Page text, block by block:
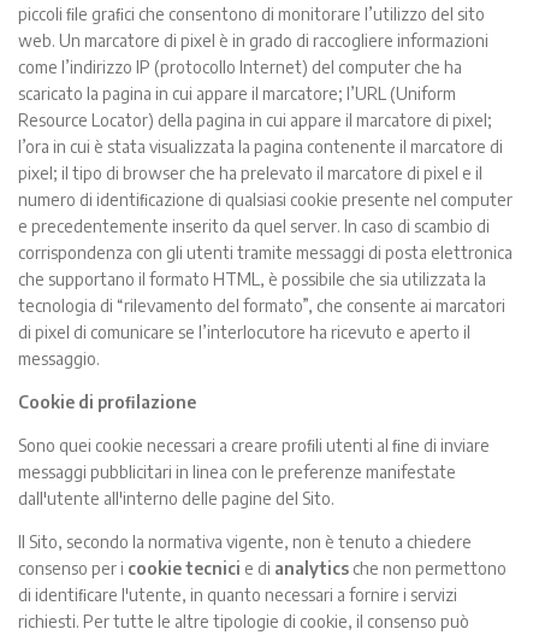
piccoli ﬁle graﬁci che consentono di monitorare l’utilizzo del sito
web. Un marcatore di pixel è in grado di raccogliere informazioni
come l’indirizzo IP (protocollo Internet) del computer che ha
scaricato la pagina in cui appare il marcatore; l’URL (Uniform
Resource Locator) della pagina in cui appare il marcatore di pixel;
l’ora in cui è stata visualizzata la pagina contenente il marcatore di
pixel; il tipo di browser che ha prelevato il marcatore di pixel e il
numero di identiﬁcazione di qualsiasi cookie presente nel computer
e precedentemente inserito da quel server. In caso di scambio di
corrispondenza con gli utenti tramite messaggi di posta elettronica
che supportano il formato HTML, è possibile che sia utilizzata la
tecnologia di “rilevamento del formato”, che consente ai marcatori
di pixel di comunicare se l’interlocutore ha ricevuto e aperto il
messaggio.
Cookie di proﬁlazione
Sono quei cookie necessari a creare proﬁli utenti al ﬁne di inviare
messaggi pubblicitari in linea con le preferenze manifestate
dall'utente all'interno delle pagine del Sito.
Il Sito, secondo la normativa vigente, non è tenuto a chiedere
consenso per i cookie tecnici e di analytics che non permettono
di identiﬁcare l'utente, in quanto necessari a fornire i servizi
richiesti. Per tutte le altre tipologie di cookie, il consenso può